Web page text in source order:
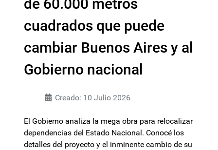
de 60.000 metros
cuadrados que puede
cambiar Buenos Aires y al
Gobierno nacional
Creado: 10 Julio 2026
El Gobierno analiza la mega obra para relocalizar
dependencias del Estado Nacional. Conocé los
detalles del proyecto y el inminente cambio de su